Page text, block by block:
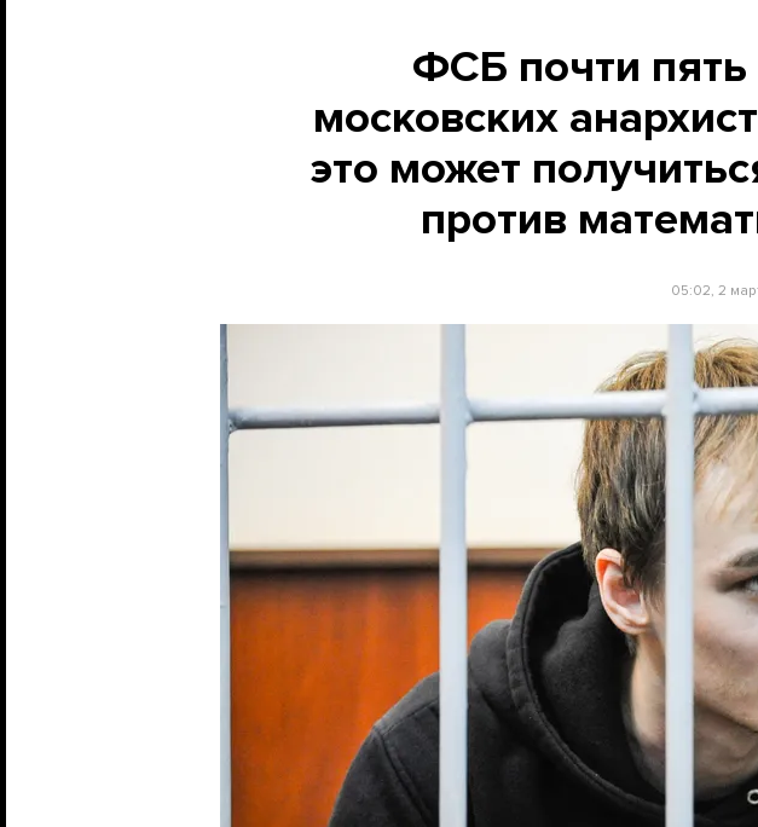
ФСБ почти пять
московских
это может
против
05:02, 2